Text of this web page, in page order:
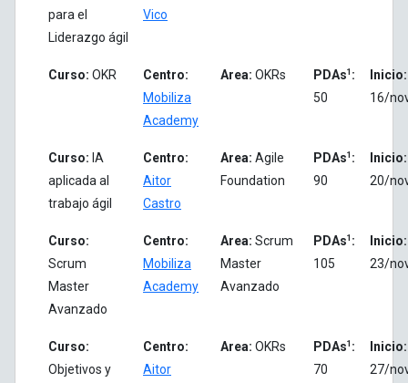
para el
Liderazgo ágil
Vico
Curso: OKR
Centro:
Mobiliza
Academy
Area: OKRs PDAs1 :
50
Inicio:
16/
Curso: IA
aplicada al
trabajo ágil
Centro:
Aitor
Castro
Area: Agile
Foundation
PDAs1 :
90
Inicio:
20/
Curso:
Scrum
Master
Avanzado
Centro:
Mobiliza
Academy
Area: Scrum
Master
Avanzado
PDAs1 :
105
Inicio:
23/
Curso:
Objetivos y
Centro:
Aitor
Area: OKRs PDAs1 :
70
Inicio:
27/